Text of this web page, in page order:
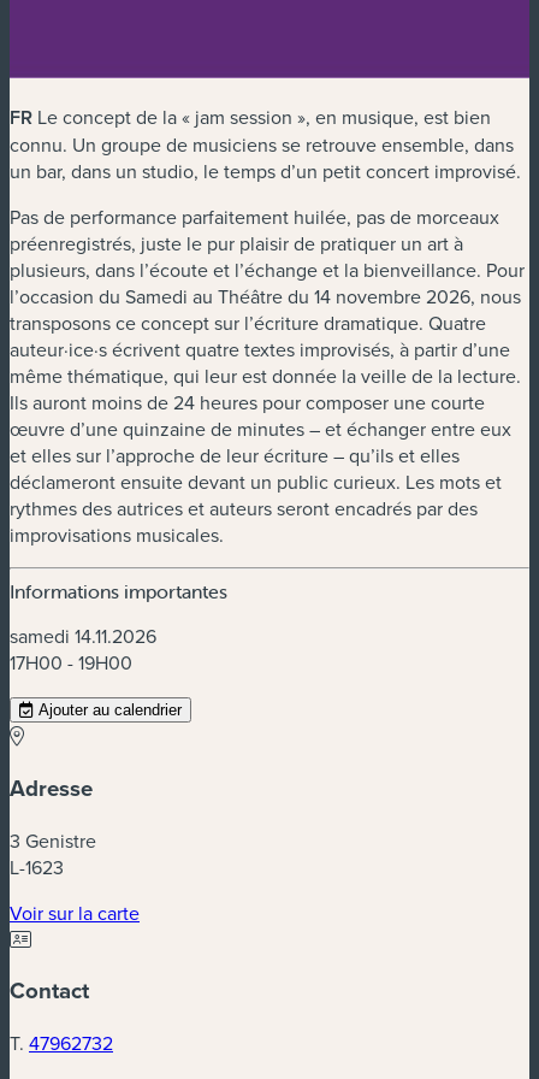
FR Le concept de la « jam session », en musique, est bien
connu. Un groupe de musiciens se retrouve ensemble, dans
un bar, dans un studio, le temps d’un petit concert improvisé.
Pas de performance parfaitement huilée, pas de morceaux
préenregistrés, juste le pur plaisir de pratiquer un art à
plusieurs, dans l’écoute et l’échange et la bienveillance. Pour
l’occasion du Samedi au Théâtre du 14 novembre 2026, nous
transposons ce concept sur l’écriture dramatique. Quatre
auteur·ice·s écrivent quatre textes improvisés, à partir d’une
même thématique, qui leur est donnée la veille de la lecture.
Ils auront moins de 24 heures pour composer une courte
œuvre d’une quinzaine de minutes – et échanger entre eux
et elles sur l’approche de leur écriture – qu’ils et elles
déclameront ensuite devant un public curieux. Les mots et
rythmes des autrices et auteurs seront encadrés par des
improvisations musicales.
Informations importantes
samedi 14.11.2026
17H00 - 19H00
Ajouter au calendrier
Adresse
3 Genistre
L-1623
Voir sur la carte(nouvelle fenêtre)
Contact
T. 47962732